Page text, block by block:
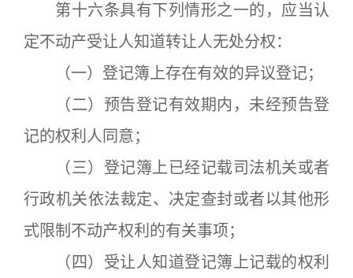
第十六条具有下列情形之一的，应当认
定不动产受让人知道转让人无处分权：
（一）登记簿上存在有效的异议登记；
（二）预告登记有效期内，未经预告登
记的权利人同意；
（三）登记簿上已经记载司法机关或者
行政机关依法裁定、决定查封或者以其他形
式限制不动产权利的有关事项；
（四）受让人知道登记簿上记载的权利